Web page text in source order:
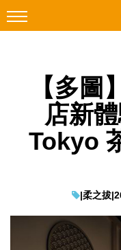
Facebook
網絡生活
EduTech
【多圖
店新
Tokyo
|柔之拔|